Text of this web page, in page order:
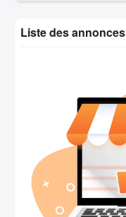
Liste des annonces